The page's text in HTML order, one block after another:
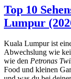
Top 10
Lumpur
Kuala Lumpur ist
Abwechslung wie
wie den Petronas
Food und kleinen